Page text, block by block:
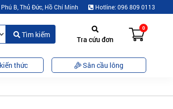
B, Thủ Đức, Hồ Chí Minh Hotline: 096 809 0113
Tìm kiếm
Tra cứu đơn
0
thức Sân cầu lông